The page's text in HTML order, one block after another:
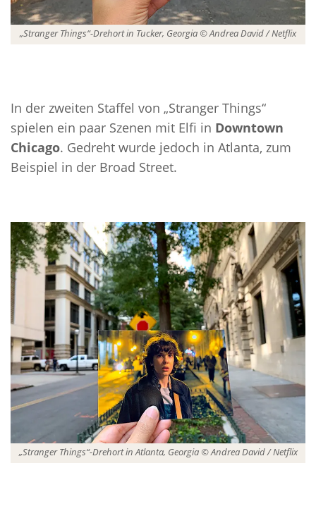
„Stranger Things“-Drehort in Tucker, Georgia © Andrea David / Netflix
In der zweiten Staffel von „Stranger Things“
spielen ein paar Szenen mit Elfi in Downtown
Chicago. Gedreht wurde jedoch in Atlanta, zum
Beispiel in der Broad Street.
„Stranger Things“-Drehort in Atlanta, Georgia © Andrea David / Netflix